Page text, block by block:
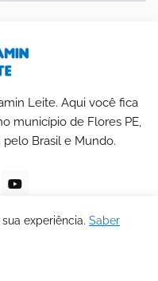
Leite. Aqui você fica
município de Flores PE,
Brasil e Mundo.
experiência. Saber